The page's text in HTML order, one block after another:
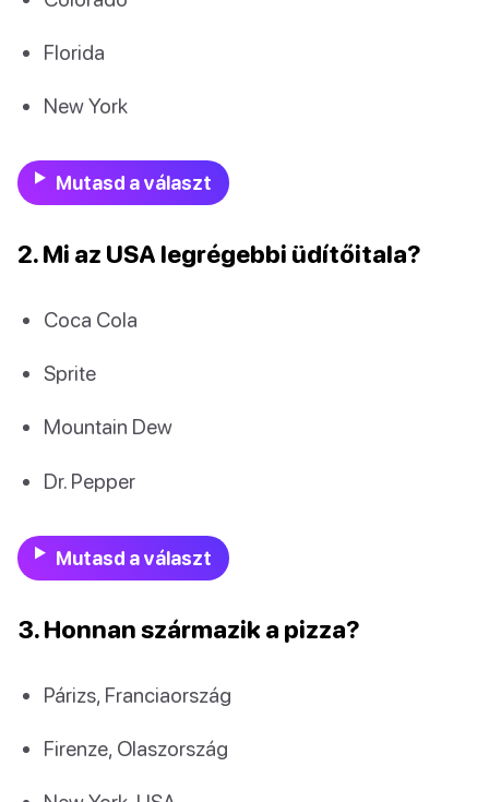
Florida
New York
Mutasd a választ
2. Mi az USA legrégebbi üdítőitala?
Coca Cola
Sprite
Mountain Dew
Dr. Pepper
Mutasd a választ
3. Honnan származik a pizza?
Párizs, Franciaország
Firenze, Olaszország